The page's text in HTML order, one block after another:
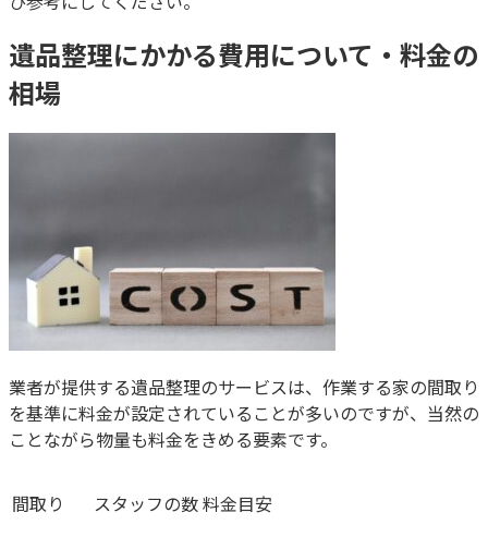
遺品整理にかかる費用について・料金の
相場
業者が提供する遺品整理のサービスは、作業する家の間取り
を基準に料金が設定されていることが多いのですが、当然の
ことながら物量も料金をきめる要素です。
間取り スタッフの数料金目安